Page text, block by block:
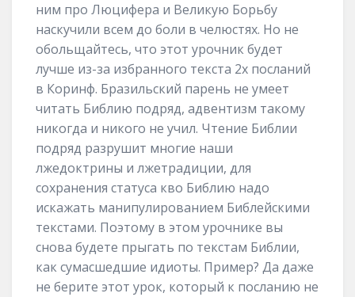
ним про Люцифера и Великую Борьбу
наскучили всем до боли в челюстях. Но не
обольщайтесь, что этот урочник будет
лучше из-за избранного текста 2х посланий
в Коринф. Бразильский парень не умеет
читать Библию подряд, адвентизм такому
никогда и никого не учил. Чтение Библии
подряд разрушит многие наши
лжедоктрины и лжетрадиции, для
сохранения статуса кво Библию надо
искажать манипулированием Библейскими
текстами. Поэтому в этом урочнике вы
снова будете прыгать по текстам Библии,
как сумасшедшие идиоты. Пример? Да даже
не берите этот урок, который к посланию не